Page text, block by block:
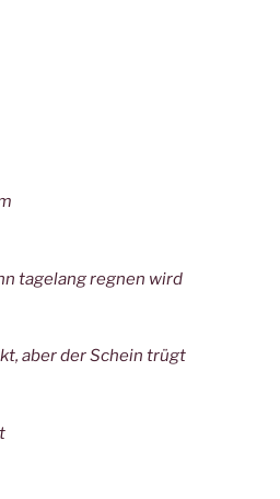
tagelang regnen wird
aber der Schein trügt